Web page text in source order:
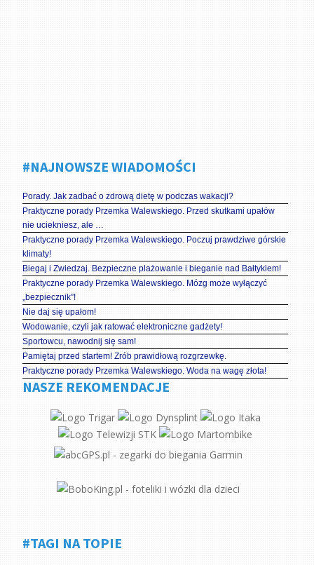
#NAJNOWSZE WIADOMOŚCI
Porady. Jak zadbać o zdrową dietę w podczas wakacji?
Praktyczne porady Przemka Walewskiego. Przed skutkami upałów
nie uciekniesz, ale …
Praktyczne porady Przemka Walewskiego. Poczuj prawdziwe górskie
klimaty!
Biegaj i Zwiedzaj. Bezpieczne plażowanie i bieganie nad Bałtykiem!
Praktyczne porady Przemka Walewskiego. Mózg może wyłączyć
„bezpiecznik”!
Nie daj się upałom!
Wodowanie, czyli jak ratować elektroniczne gadżety!
Sportowcu, nawodnij się sam!
Pamiętaj przed startem! Zrób prawidłową rozgrzewkę.
Praktyczne porady Przemka Walewskiego. Woda na wagę złota!
NASZE REKOMENDACJE
#TAGI NA TOPIE